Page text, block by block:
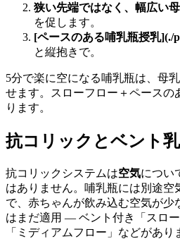
狭い先端ではなく、幅広い
を促します。
[ペースのある哺乳瓶授乳](./
と縦抱きで。
5分で楽に空になる哺乳瓶は、母
せます。スローフロー＋ペースの
ります。
抗コリックとベント
抗コリックシステムは空気につい
はありません。哺乳瓶には別途空
で、赤ちゃんが飲み込む空気が少
はまだ適用 — ベント付き「スロ
「ミディアムフロー」などがあり